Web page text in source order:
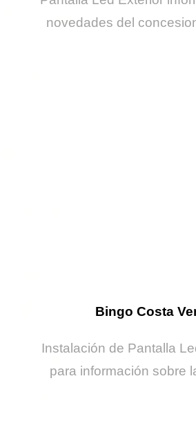
novedades del
Bingo Costa
Instalación de Pantalla
para información sobre